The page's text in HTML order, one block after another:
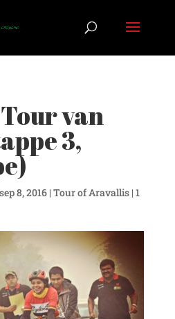
van
3,
sep 8, 2016| Tour of Aravallis| 1